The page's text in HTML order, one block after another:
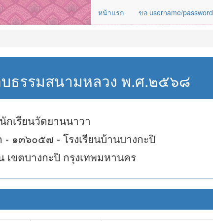
หน้าแรก ขอ username/password
ธรรมสนามหลวง พ.ศ.๒๕๖๘
กเรียนวัดยานนาวา
- ๑๓๖๐๕๗ - โรงเรียนบ้านบางกะปิ
เขตบางกะปิ กรุงเทพมหานคร